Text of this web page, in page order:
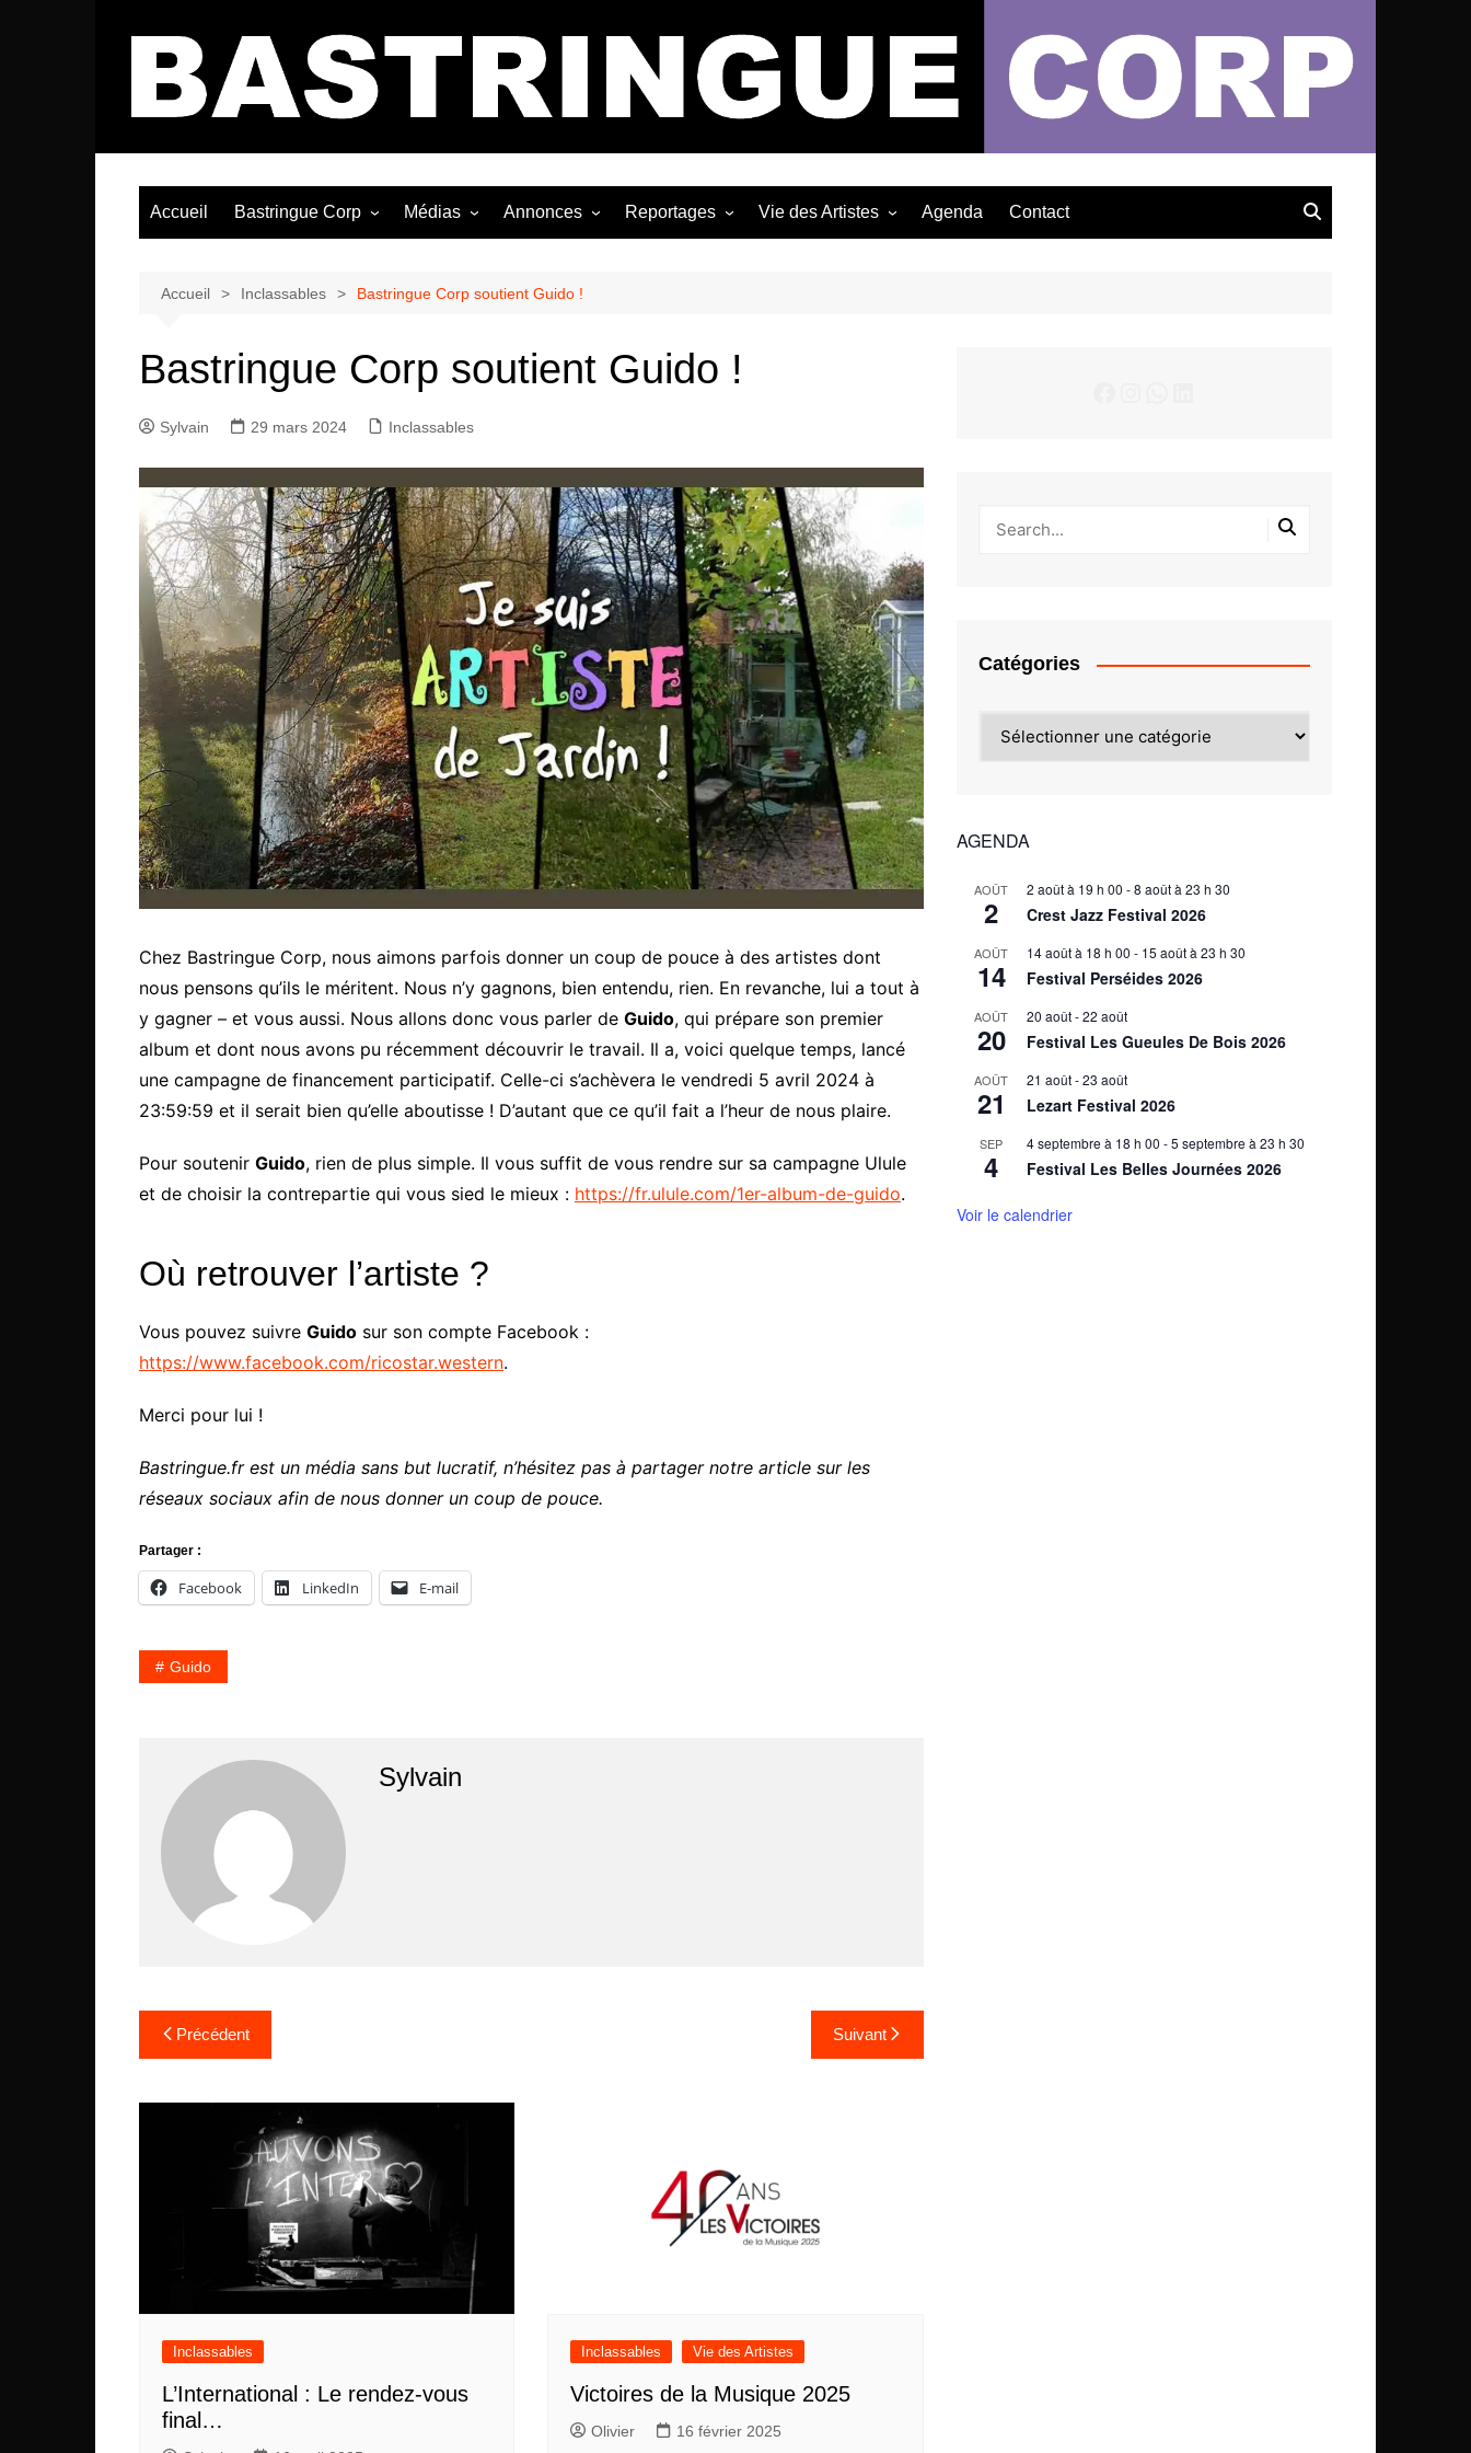
Bastringue Corp – Actualités Musicales
Accueil Bastringue Corp Médias
Albums / EP
Annonces
Les Concerts
Reportages Vie des Artistes Agenda Contact
Accueil Inclassables Bastringue Corp soutient Guido !
Bastringue Corp soutient Guido !
Sylvain 29 mars 2024 Inclassables
Chez Bastringue Corp, nous aimons parfois donner un coup de pouce à des artistes dont
nous pensons qu’ils le méritent. Nous n’y gagnons, bien entendu, rien. En revanche, lui a tout à
y gagner – et vous aussi. Nous allons donc vous parler de Guido, qui prépare son premier
album et dont nous avons pu récemment découvrir le travail. Il a, voici quelque temps, lancé
une campagne de financement participatif. Celle-ci s’achèvera le vendredi 5 avril 2024 à
23:59:59 et il serait bien qu’elle aboutisse ! D’autant que ce qu’il fait a l’heur de nous plaire.
Pour soutenir Guido, rien de plus simple. Il vous suffit de vous rendre sur sa campagne Ulule
et de choisir la contrepartie qui vous sied le mieux : https://fr.ulule.com/1er-album-de-guido.
Où retrouver l’artiste ?
Vous pouvez suivre Guido sur son compte Facebook :
https://www.facebook.com/ricostar.western.
Merci pour lui !
Bastringue.fr est un média sans but lucratif, n’hésitez pas à partager notre article sur les
réseaux sociaux afin de nous donner un coup de pouce.
Partager :
Facebook LinkedIn E-mail
Guido
Sylvain
Navigation
de
l’article
Précédent Suivant
Inclassables
L’International : Le rendez-vous
final…
Inclassables Vie des Artistes
Victoires de la Musique 2025
Olivier 16 février 2025
Catégories
AGENDA
AOÛT
2
2 août à 19 h 00 -8 août à 23 h 30
Crest Jazz Festival 2026
AOÛT
14
14 août à 18 h 00 - 15 août à 23 h 30
Festival Perséides 2026
AOÛT
20
20 août-22 août
Festival Les Gueules De Bois 2026
AOÛT
21
21 août-23 août
Lezart Festival 2026
SEP
4
4 septembre à 18 h 00 -5 septembre à 23 h 30
Festival Les Belles Journées 2026
Voir le calendrier